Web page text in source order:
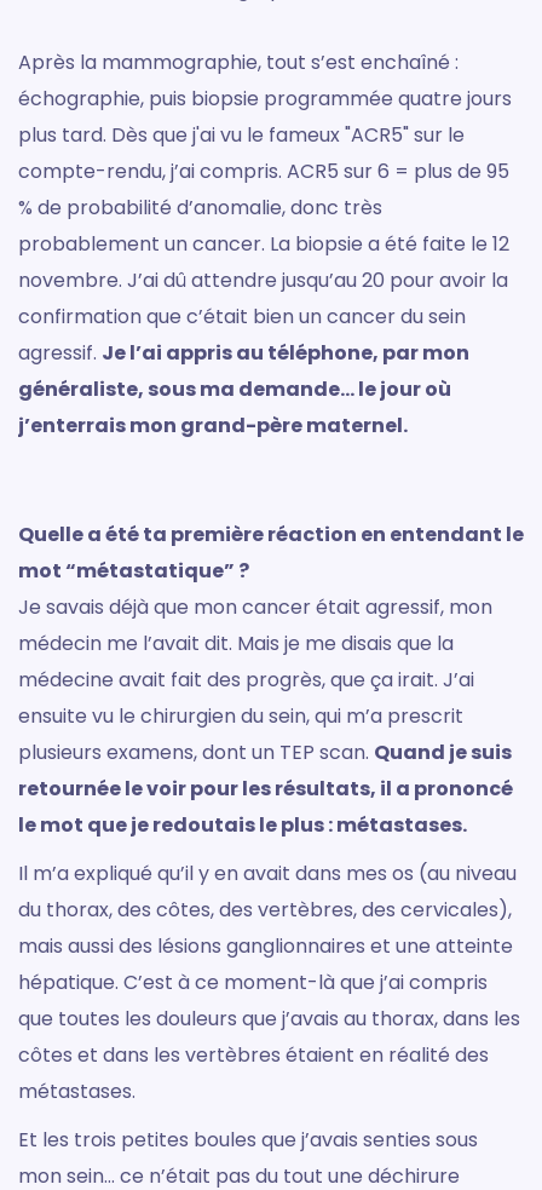
Après la mammographie, tout s’est enchaîné :
échographie, puis biopsie programmée quatre jours
plus tard. Dès que j'ai vu le fameux "ACR5" sur le
compte-rendu, j’ai compris. ACR5 sur 6 = plus de 95
% de probabilité d’anomalie, donc très
probablement un cancer. La biopsie a été faite le 12
novembre. J’ai dû attendre jusqu’au 20 pour avoir la
confirmation que c’était bien un cancer du sein
agressif. Je l’ai appris au téléphone, par mon
généraliste, sous ma demande… le jour où
j’enterrais mon grand-père maternel.
Quelle a été ta première réaction en entendant le
mot “métastatique” ?
Je savais déjà que mon cancer était agressif, mon
médecin me l’avait dit. Mais je me disais que la
médecine avait fait des progrès, que ça irait. J’ai
ensuite vu le chirurgien du sein, qui m’a prescrit
plusieurs examens, dont un TEP scan. Quand je suis
retournée le voir pour les résultats, il a prononcé
le mot que je redoutais le plus : métastases.
Il m’a expliqué qu’il y en avait dans mes os (au niveau
du thorax, des côtes, des vertèbres, des cervicales),
mais aussi des lésions ganglionnaires et une atteinte
hépatique. C’est à ce moment-là que j’ai compris
que toutes les douleurs que j’avais au thorax, dans les
côtes et dans les vertèbres étaient en réalité des
métastases.
Et les trois petites boules que j’avais senties sous
mon sein… ce n’était pas du tout une déchirure